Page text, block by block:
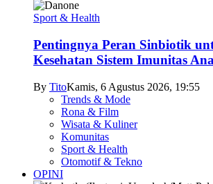
Sport & Health
Pentingnya Peran Sinbiotik
Kesehatan Sistem Imunitas
By TitoKamis, 6 Agustus 2026, 19:55
Trends & Mode
Rona & Film
Wisata & Kuliner
Komunitas
Sport & Health
Otomotif & Tekno
OPINI